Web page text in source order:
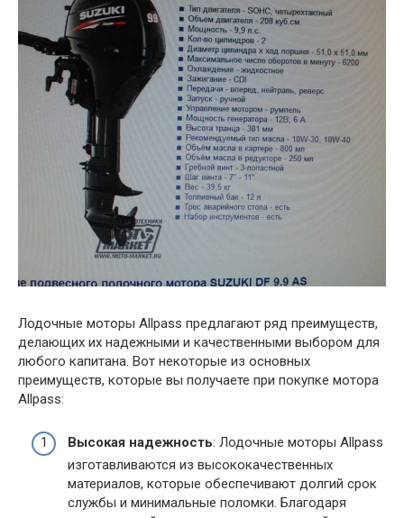
Лодочные моторы Allpass предлагают ряд преимуществ,
делающих их надежными и качественными выбором для
любого капитана. Вот некоторые из основных
преимуществ, которые вы получаете при покупке мотора
Allpass:
Высокая надежность: Лодочные моторы Allpass
изготавливаются из высококачественных
материалов, которые обеспечивают долгий срок
службы и минимальные поломки. Благодаря